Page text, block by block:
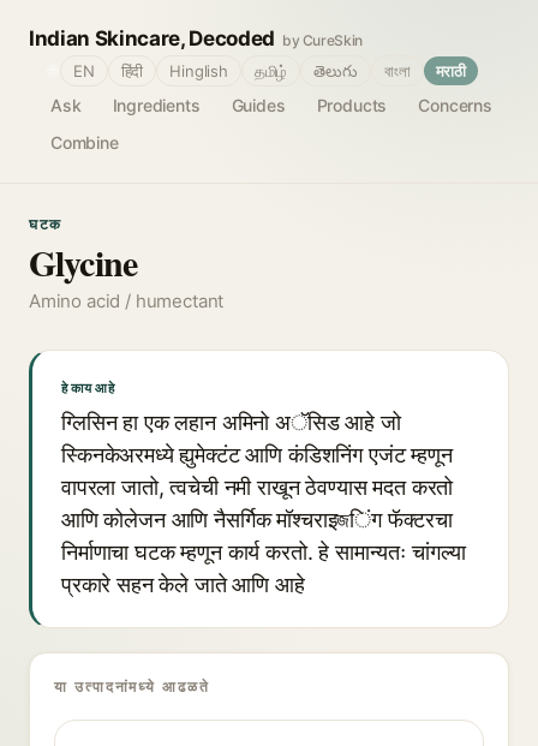
Indian Skincare, Decoded by CureSkin
Ask Ingredients Guides Products
Concerns
Combine
EN हिंदी Hinglish தமிழ் తెలుగు বাংলা मराठी
घटक
Glycine
Amino acid / humectant
हे काय आहे
ग्लिसिन हा एक लहान अमिनो अॅसिड आहे जो
स्किनकेअरमध्ये ह्युमेक्टंट आणि कंडिशनिंग एजंट म्हणून
वापरला जातो, त्वचेची नमी राखून ठेवण्यास मदत करतो
आणि कोलेजन आणि नैसर्गिक मॉश्चराइজिंग फॅक्टरचा
निर्माणाचा घटक म्हणून कार्य करतो. हे सामान्यतः चांगल्या
प्रकारे सहन केले जाते आणि आहे
या उत्पादनांमध्ये आढळते